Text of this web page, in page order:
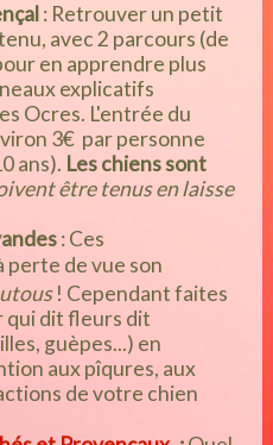
: Retrouver un petit
avec 2 parcours (de
en apprendre plus
explicatifs
Ocres. L'entrée du
3€ par personne
ans). Les chiens sont
être tenus en laisse
: Ces
perte de vue son
! Cependant faites
dit fleurs dit
guèpes...) en
aux pîqures, aux
de votre chien